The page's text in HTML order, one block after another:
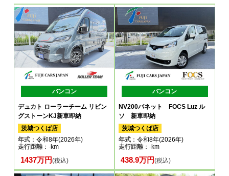
バンコン
デュカト ローラーチーム リビン
グストーンKJ新車即納
茨城つくば店
年式 ：令和8年(2026年)
走行距離：-km
1437万円(税込)
バンコン
NV200バネット FOCS Luz ル
ソ 新車即納
茨城つくば店
年式：令和8年(2026年)
走行距離：-km
438.9万円(税込)